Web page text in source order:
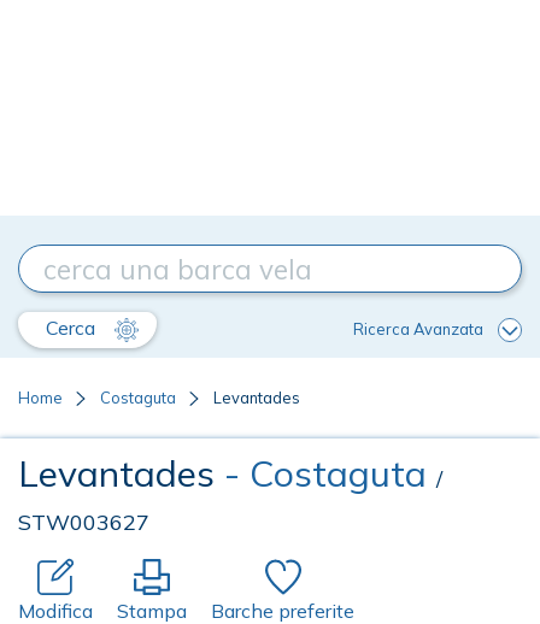
Cerca Ricerca Avanzata
Home Costaguta Levantades
Levantades - Costaguta /
STW003627
Modifica Stampa Barche preferite